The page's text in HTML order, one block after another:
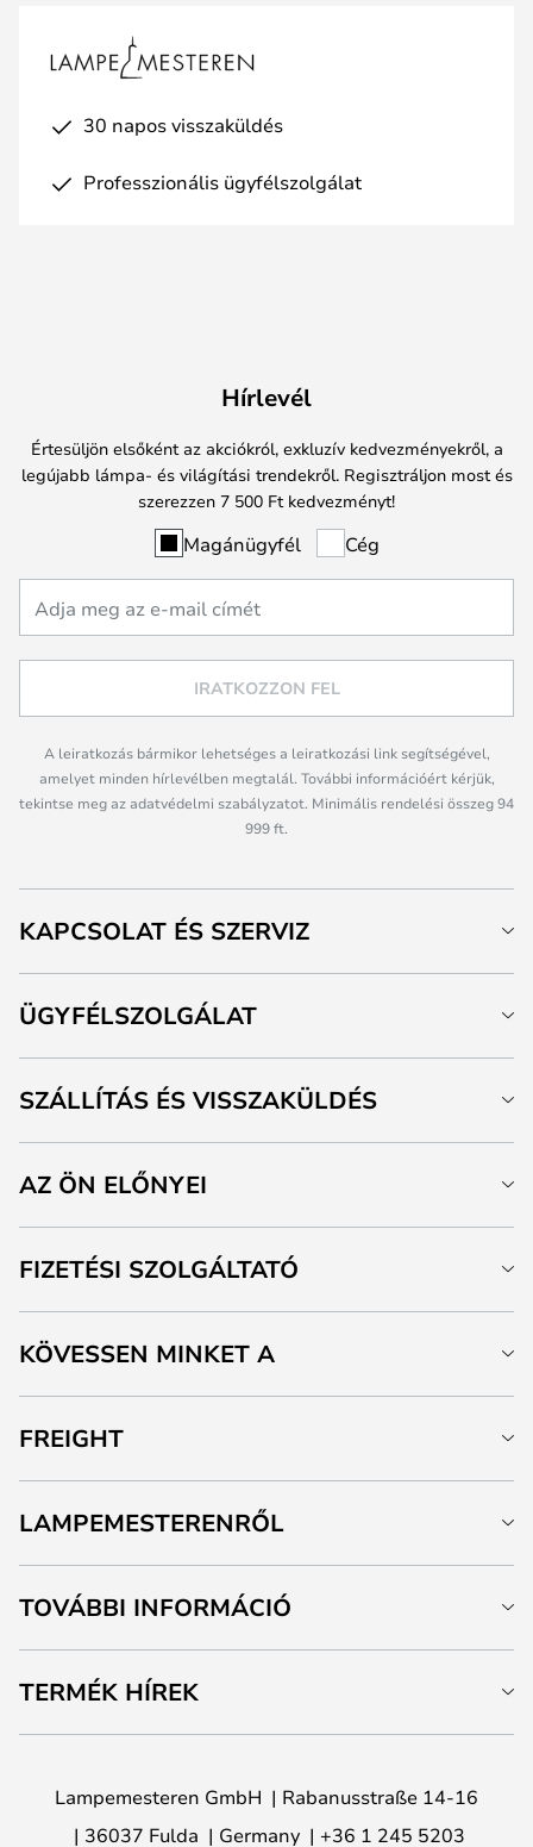
30 napos visszaküldés
Professzionális ügyfélszolgálat
Hírlevél
Értesüljön elsőként az akciókról, exkluzív kedvezményekről, a
legújabb lámpa- és világítási trendekről. Regisztráljon most és
szerezzen 7 500 Ft kedvezményt!
Magánügyfél Cég
IRATKOZZON FEL
A leiratkozás bármikor lehetséges a leiratkozási link segítségével,
amelyet minden hírlevélben megtalál. További információért kérjük,
tekintse meg az adatvédelmi szabályzatot. Minimális rendelési összeg 94
999 ft.
KAPCSOLAT ÉS SZERVIZ
ÜGYFÉLSZOLGÁLAT
SZÁLLÍTÁS ÉS VISSZAKÜLDÉS
AZ ÖN ELŐNYEI
FIZETÉSI SZOLGÁLTATÓ
KÖVESSEN MINKET A
FREIGHT
LAMPEMESTERENRŐL
TOVÁBBI INFORMÁCIÓ
TERMÉK HÍREK
Lampemesteren GmbH
Rabanusstraße 14-16
36037 Fulda
Germany +36 1 245 5203